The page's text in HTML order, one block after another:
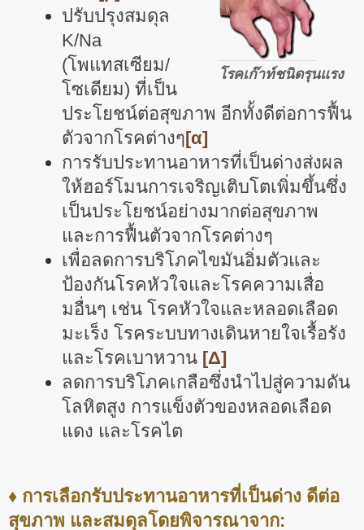
โรคเก๊าท์ชนิดรุนแรง
ปรับปรุงสมดุล
K/Na
(โพแทสเซียม/
โซเดียม) ที่เป็น
ประโยชน์ต่อสุขภาพ อีกทั้งดีต่อการฟื้น
ตัวจากโรคต่างๆ[α]
การรับประทานอาหารที่เป็นด่างส่งผล
ให้ฮอร์โมนการเจริญเติบโตเพิ่มขึ้นซึ่ง
เป็นประโยชน์อย่างมากต่อสุขภาพ
และการฟื้นตัวจากโรคต่างๆ
เพื่อลดการบริโภคไขมันอิ่มตัวและ
ป้องกันโรคหัวใจและโรคความเสื่อ
มอื่นๆ เช่น โรคหัวใจและหลอดเลือด
มะเร็ง โรคระบบทางเดินหายใจเรื้อรัง
และโรคเบาหวาน [Δ]
ลดการบริโภคเกลือซึ่งนำไปสู่ความดัน
โลหิตสูง การแข็งตัวของหลอดเลือด
แดง และโรคไต
♦ การเลือกรับประทานอาหารที่เป็นด่าง ดีต่อ
สุขภาพ และสมดุลโดยพิจารณาจาก: